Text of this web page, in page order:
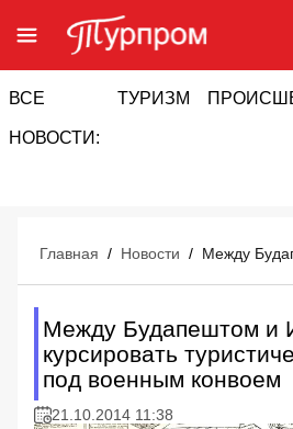
ВСЕ
НОВОСТИ:
ТУРИЗМ
Главная / Новости /
Между Будапештом и
курсировать
под военным конвоем
21.10.2014 11:38